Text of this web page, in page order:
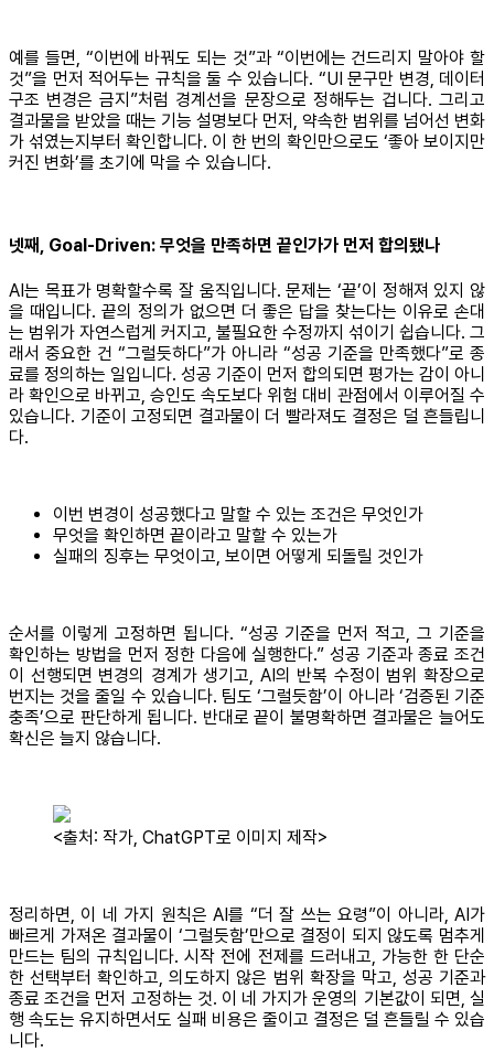
예를 들면, “이번에 바꿔도 되는 것”과 “이번에는 건드리지 말아야 할
것”을 먼저 적어두는 규칙을 둘 수 있습니다. “UI 문구만 변경, 데이터
구조 변경은 금지”처럼 경계선을 문장으로 정해두는 겁니다. 그리고
결과물을 받았을 때는 기능 설명보다 먼저, 약속한 범위를 넘어선 변화
가 섞였는지부터 확인합니다. 이 한 번의 확인만으로도 ‘좋아 보이지만
커진 변화’를 초기에 막을 수 있습니다.
넷째, Goal-Driven: 무엇을 만족하면 끝인가가 먼저 합의됐나
AI는 목표가 명확할수록 잘 움직입니다. 문제는 ‘끝’이 정해져 있지 않
을 때입니다. 끝의 정의가 없으면 더 좋은 답을 찾는다는 이유로 손대
는 범위가 자연스럽게 커지고, 불필요한 수정까지 섞이기 쉽습니다. 그
래서 중요한 건 “그럴듯하다”가 아니라 “성공 기준을 만족했다”로 종
료를 정의하는 일입니다. 성공 기준이 먼저 합의되면 평가는 감이 아니
라 확인으로 바뀌고, 승인도 속도보다 위험 대비 관점에서 이루어질 수
있습니다. 기준이 고정되면 결과물이 더 빨라져도 결정은 덜 흔들립니
다.
이번 변경이 성공했다고 말할 수 있는 조건은 무엇인가
무엇을 확인하면 끝이라고 말할 수 있는가
실패의 징후는 무엇이고, 보이면 어떻게 되돌릴 것인가
순서를 이렇게 고정하면 됩니다. “성공 기준을 먼저 적고, 그 기준을
확인하는 방법을 먼저 정한 다음에 실행한다.” 성공 기준과 종료 조건
이 선행되면 변경의 경계가 생기고, AI의 반복 수정이 범위 확장으로
번지는 것을 줄일 수 있습니다. 팀도 ‘그럴듯함’이 아니라 ‘검증된 기준
충족’으로 판단하게 됩니다. 반대로 끝이 불명확하면 결과물은 늘어도
확신은 늘지 않습니다.
<출처: 작가, ChatGPT로 이미지 제작>
정리하면, 이 네 가지 원칙은 AI를 “더 잘 쓰는 요령”이 아니라, AI가
빠르게 가져온 결과물이 ‘그럴듯함’만으로 결정이 되지 않도록 멈추게
만드는 팀의 규칙입니다. 시작 전에 전제를 드러내고, 가능한 한 단순
한 선택부터 확인하고, 의도하지 않은 범위 확장을 막고, 성공 기준과
종료 조건을 먼저 고정하는 것. 이 네 가지가 운영의 기본값이 되면, 실
행 속도는 유지하면서도 실패 비용은 줄이고 결정은 덜 흔들릴 수 있습
니다.